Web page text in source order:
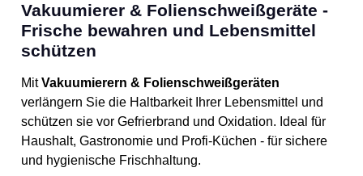
Vakuumierer & Folienschweißgeräte -
Frische bewahren und Lebensmittel
schützen
MitVakuumierern & Folienschweißgeräten
verlängern Sie die Haltbarkeit Ihrer Lebensmittel und
schützen sie vor Gefrierbrand und Oxidation. Ideal für
Haushalt, Gastronomie und Profi-Küchen - für sichere
und hygienische Frischhaltung.